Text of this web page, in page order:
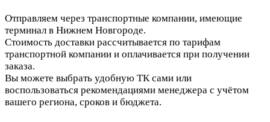
Отправляем через транспортные компании, имеющие
терминал в Нижнем Новгороде.
Стоимость доставки рассчитывается по тарифам
транспортной компании и оплачивается при получении
заказа.
Вы можете выбрать удобную ТК сами или
воспользоваться рекомендациями менеджера с учётом
вашего региона, сроков и бюджета.